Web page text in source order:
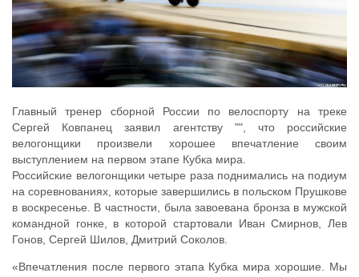
Главный тренер сборной России по велоспорту на треке
Сергей Ковпанец заявил агентству "", что российские
велогонщики произвели хорошее впечатление своим
выступлением на первом этапе Кубка мира.
Российские велогонщики четыре раза поднимались на подиум
на соревнованиях, которые завершились в польском Прушкове
в воскресенье. В частности, была завоевана бронза в мужской
командной гонке, в которой стартовали Иван Смирнов, Лев
Гонов, Сергей Шилов, Дмитрий Соколов.
«Впечатления после первого этапа Кубка мира хорошие. Мы